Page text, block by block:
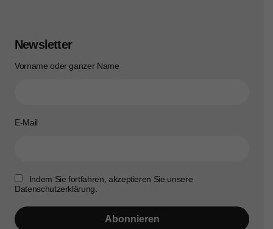
Newsletter
Vorname oder ganzer Name
E-Mail
Indem Sie fortfahren, akzeptieren Sie unsere
Datenschutzerklärung.